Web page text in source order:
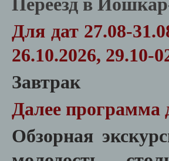
Переезд в
Для дат 27.08-
26.10.2026, 29.10-
Завтрак
Далее программа
Обзорная